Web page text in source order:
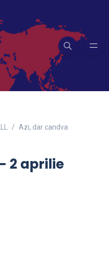
Azi, dar candva
2 aprilie